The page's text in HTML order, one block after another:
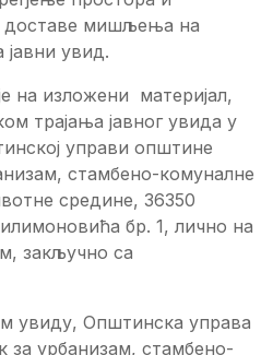
доставе мишљења на
јавни увид.
на изложени материјал,
трајања јавног увида у
управи општине
стамбено-комуналне
средине, 36350
бр. 1, лично на
закључно са
увиду, Општинска управа
урбанизам, стамбено-